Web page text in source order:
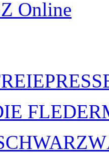
Online